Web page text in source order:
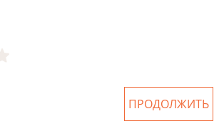
ПРОДОЛЖИТЬ